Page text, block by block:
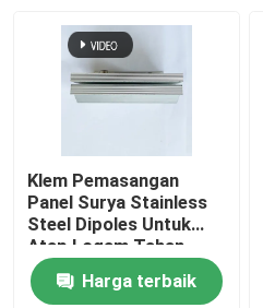
Klem Pemasangan
Panel Surya Stainless
Steel Dipoles Untuk
Atap Logam Tahan
Karat
Harga terbaik